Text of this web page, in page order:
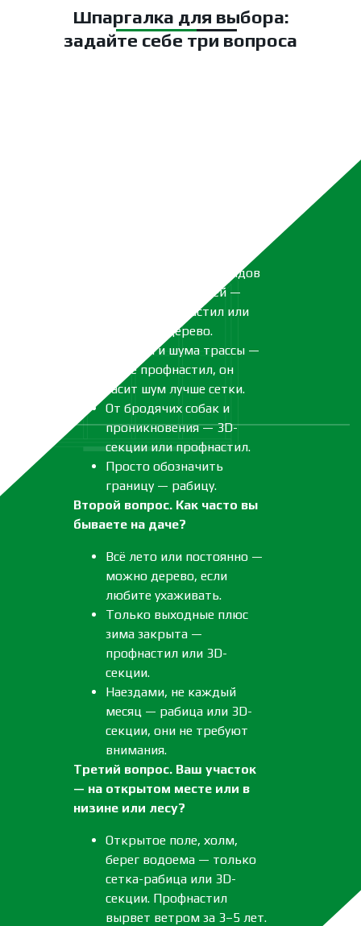
Шпаргалка для выбора:
задайте себе три вопроса
От любопытных взглядов
прохожих и соседей —
берите профнастил или
сплошное дерево.
От пыли и шума трассы —
тоже профнастил, он
гасит шум лучше сетки.
От бродячих собак и
проникновения — 3D-
секции или профнастил.
Просто обозначить
границу — рабицу.
Второй вопрос. Как часто вы
бываете на даче?
Всё лето или постоянно —
можно дерево, если
любите ухаживать.
Только выходные плюс
зима закрыта —
профнастил или 3D-
секции.
Наездами, не каждый
месяц — рабица или 3D-
секции, они не требуют
внимания.
Третий вопрос. Ваш участок
— на открытом месте или в
низине или лесу?
Открытое поле, холм,
берег водоема — только
сетка-рабица или 3D-
секции. Профнастил
вырвет ветром за 3–5 лет.